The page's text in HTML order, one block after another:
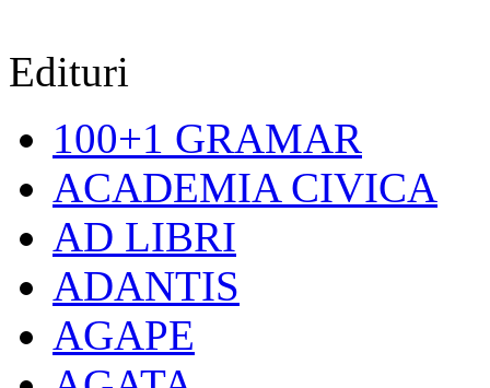
Edituri
100+1 GRAMAR
ACADEMIA CIVICA
AD LIBRI
ADANTIS
AGAPE